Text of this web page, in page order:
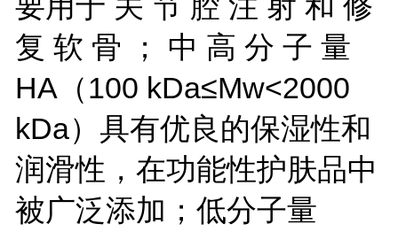
复 软 骨 ； 中 高 分 子 量
HA（100 kDa≤Mw<2000
kDa）具有优良的保湿性和
润滑性，在功能性护肤品中
被广泛添加；低分子量